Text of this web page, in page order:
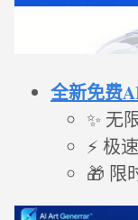
全新免费
✨ 无
⚡ 极
🎁 限